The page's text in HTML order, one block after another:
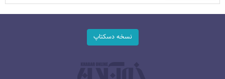
نسخه دسکتاپ